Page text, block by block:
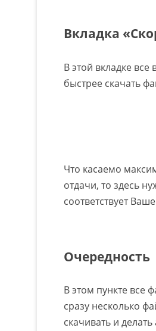
Вкладка
В этой вкладке
быстрее скачать
Что касаемо
отдачи, то здесь
соответствует
Очередность
В этом пункте все
сразу несколько
скачивать и